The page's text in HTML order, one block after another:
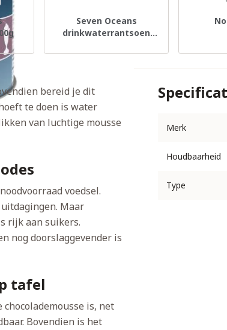
Seven Oceans
drinkwaterrantsoen
bereid je dit
te doen is water
van luchtige mousse
voedsel.
Maar
rijk aan suikers.
nog doorslaggevender is
tafel
chocolademousse is, net
Bovendien is het
Merk
Houdbaarheid
Type